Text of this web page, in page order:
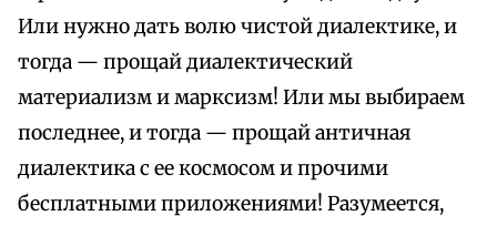
Или нужно дать волю чистой диалектике, и
тогда — прощай диалектический
материализм и марксизм! Или мы выбираем
последнее, и тогда — прощай античная
диалектика с ее космосом и прочими
бесплатными приложениями! Разумеется,